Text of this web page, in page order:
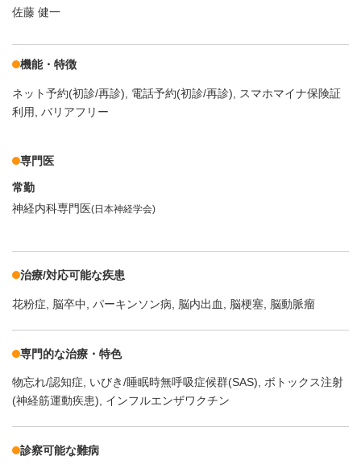
佐藤 健一
機能・特徴
ネット予約(初診/再診) 電話予約(初診/再診)
スマホマイナ保険証
利用
バリアフリー
専門医
常勤
神経内科専門医(日本神経学会)
治療/対応可能な疾患
花粉症 脳卒中 パーキンソン病 脳内出血 脳梗塞 脳動脈瘤
専門的な治療・特色
物忘れ/認知症 いびき/睡眠時無呼吸症候群(SAS)
ボトックス注射
(神経筋運動疾患)
インフルエンザワクチン
診察可能な難病